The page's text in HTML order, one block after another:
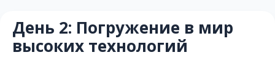
День 2: Погружение в мир
высоких технологий